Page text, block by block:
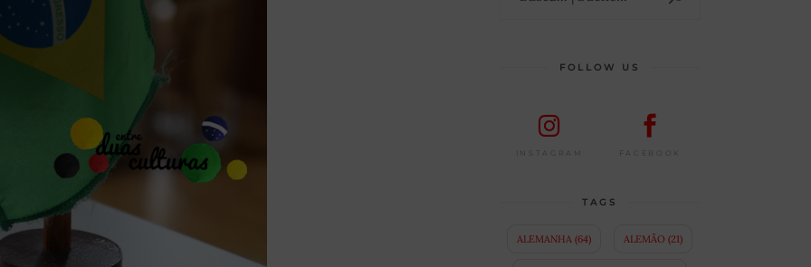
FOLLOW US
INSTAGRAM FACEBOOK
TAGS
ALEMANHA (64) ALEMÃO (21)